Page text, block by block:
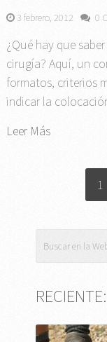
3 febrero, 2012 0
¿Qué hay que
cirugía? Aquí, un
formatos, criterios
indicar la
Leer Más
PAGINACIÓN 1
RECIENTE: